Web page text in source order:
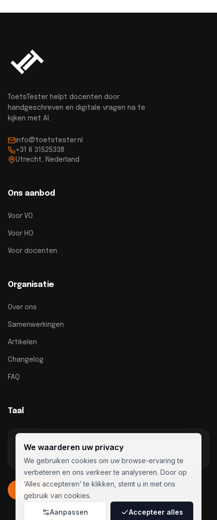
ToetsTester helpt docenten door
handgeschreven en digitale vragen na te
kijken met AI.
info@toetstester.nl
+31 6 31525338
Utrecht, Nederland
Ons aanbod
Voor VO
Voor HO
Voor docenten
Organisatie
Over ons
Samenwerkingen
Artikelen
Changelog
FAQ
Taal
We waarderen uw privacy
We gebruiken cookies om uw browse-ervaring te
verbeteren en ons verkeer te analyseren. Door op
‘Alles accepteren’ te klikken, stemt u in met ons
gebruik van cookies.
Aanpassen
Accepteer alles